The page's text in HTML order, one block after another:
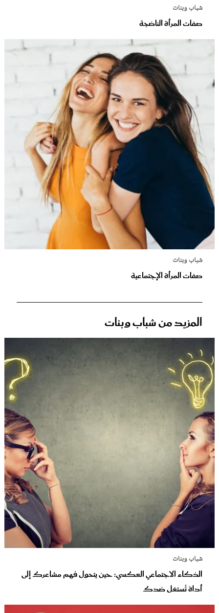
شباب وبنات
صفات المرأة الناضجة
شباب وبنات
صفات المرأة الإجتماعية
المزيد من شباب وبنات
شباب وبنات
الذكاء الاجتماعي العكسي: حين يتحول فهم مشاعرك إلى
أداة تُستغل ضدك